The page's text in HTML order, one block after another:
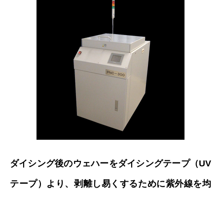
ダイシング後のウェハーをダイシングテープ（UV
テープ）より、剥離し易くするために紫外線を均